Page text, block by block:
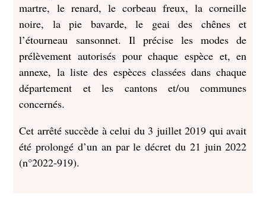
martre, le renard, le corbeau freux, la corneille
noire, la pie bavarde, le geai des chênes et
l’étourneau sansonnet. Il précise les modes de
prélèvement autorisés pour chaque espèce et, en
annexe, la liste des espèces classées dans chaque
département et les cantons et/ou communes
concernés.
Cet arrêté succède à celui du 3 juillet 2019 qui avait
été prolongé d’un an par le décret du 21 juin 2022
(n°2022-919).